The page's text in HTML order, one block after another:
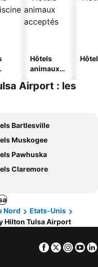
Hôtels
animaux
Airport : les
Bartlesville
Muskogee
Pawhuska
Claremore
Nord
Etats-Unis
Hilton Tulsa Airport
Facebook
Twitter